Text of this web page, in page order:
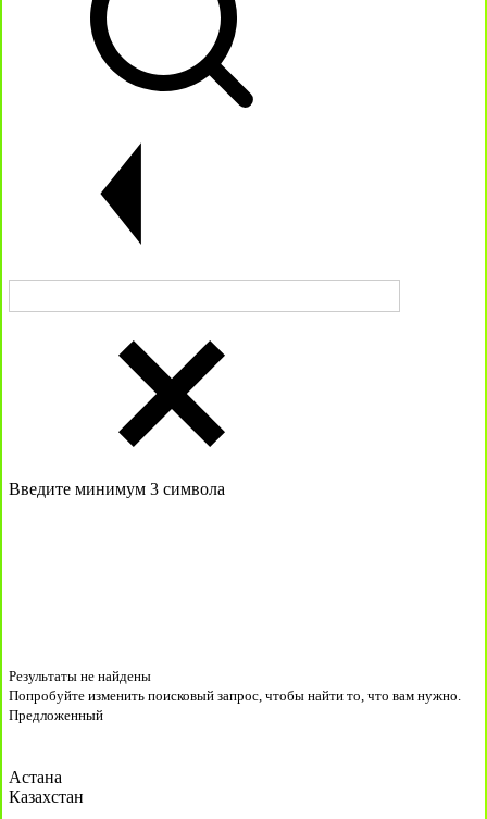
Введите минимум 3 символа
Результаты не найдены
Попробуйте изменить поисковый запрос, чтобы найти то, что вам нужно.
Предложенный
Астана
Казахстан